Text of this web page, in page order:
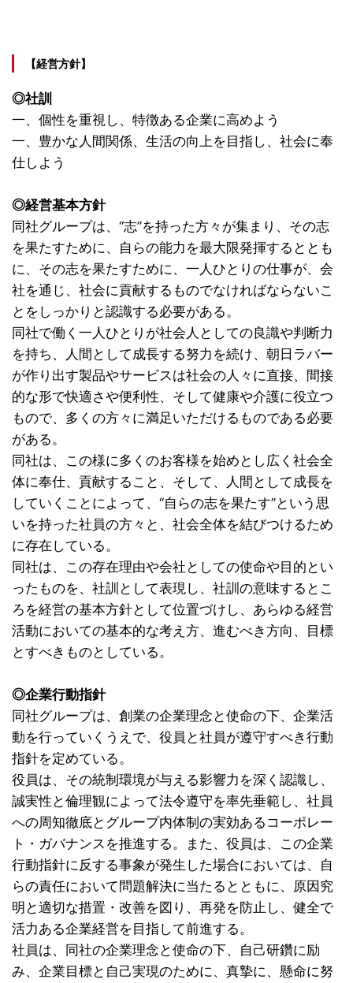
【経営方針】
◎社訓
一、個性を重視し、特徴ある企業に高めよう
一、豊かな人間関係、生活の向上を目指し、社会に奉
仕しよう
◎経営基本方針
同社グループは、“志”を持った方々が集まり、その志
を果たすために、自らの能力を最大限発揮するととも
に、その志を果たすために、一人ひとりの仕事が、会
社を通じ、社会に貢献するものでなければならないこ
とをしっかりと認識する必要がある。
同社で働く一人ひとりが社会人としての良識や判断力
を持ち、人間として成長する努力を続け、朝日ラバー
が作り出す製品やサービスは社会の人々に直接、間接
的な形で快適さや便利性、そして健康や介護に役立つ
もので、多くの方々に満足いただけるものである必要
がある。
同社は、この様に多くのお客様を始めとし広く社会全
体に奉仕、貢献すること、そして、人間として成長を
していくことによって、“自らの志を果たす”という思
いを持った社員の方々と、社会全体を結びつけるため
に存在している。
同社は、この存在理由や会社としての使命や目的とい
ったものを、社訓として表現し、社訓の意味するとこ
ろを経営の基本方針として位置づけし、あらゆる経営
活動においての基本的な考え方、進むべき方向、目標
とすべきものとしている。
◎企業行動指針
同社グループは、創業の企業理念と使命の下、企業活
動を行っていくうえで、役員と社員が遵守すべき行動
指針を定めている。
役員は、その統制環境が与える影響力を深く認識し、
誠実性と倫理観によって法令遵守を率先垂範し、社員
への周知徹底とグループ内体制の実効あるコーポレー
ト・ガバナンスを推進する。また、役員は、この企業
行動指針に反する事象が発生した場合においては、自
らの責任において問題解決に当たるとともに、原因究
明と適切な措置・改善を図り、再発を防止し、健全で
活力ある企業経営を目指して前進する。
社員は、同社の企業理念と使命の下、自己研鑽に励
み、企業目標と自己実現のために、真摯に、懸命に努